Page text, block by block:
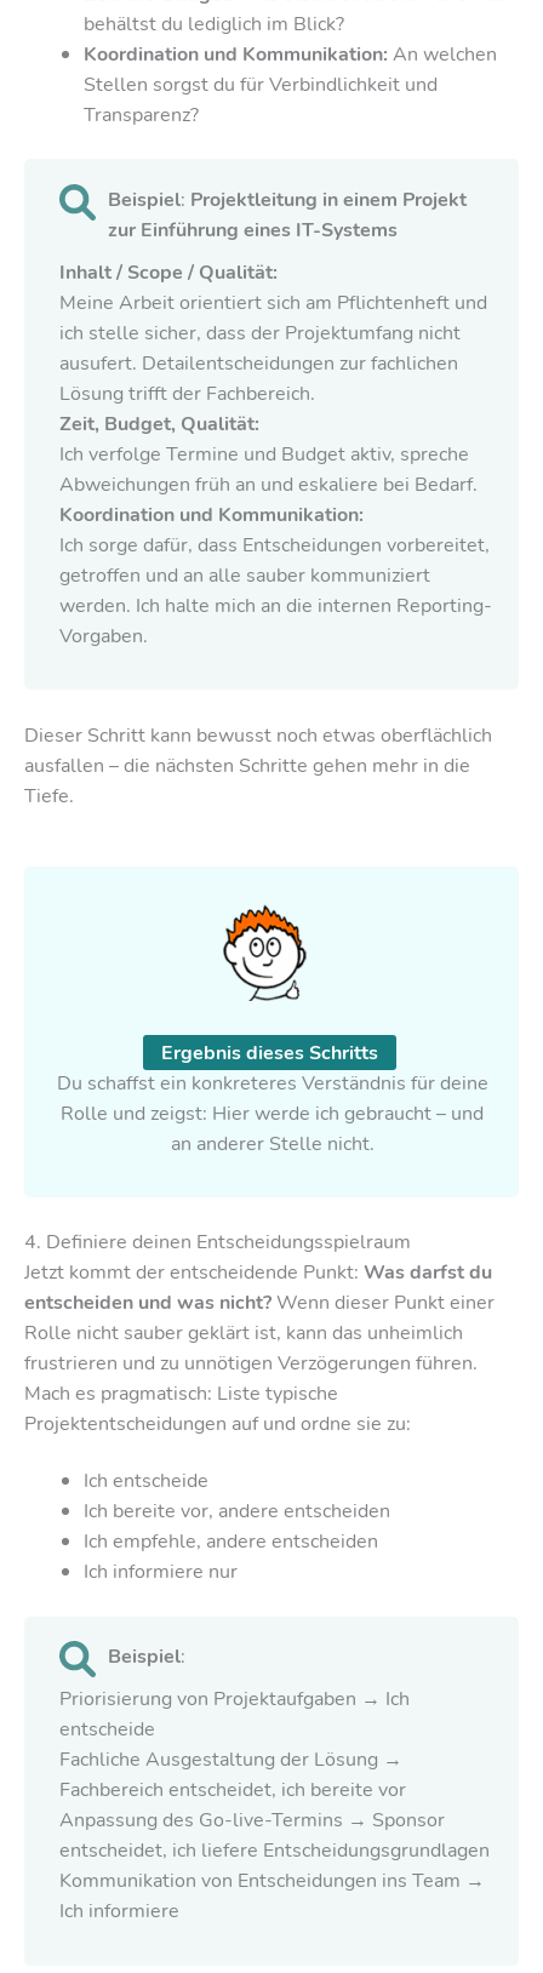
behältst du lediglich im Blick?
Koordination und Kommunikation: An welchen
Stellen sorgst du für Verbindlichkeit und
Transparenz?
Beispiel: Projektleitung in einem Projekt
zur Einführung eines IT-Systems
Inhalt / Scope / Qualität:
Meine Arbeit orientiert sich am Pflichtenheft und
ich stelle sicher, dass der Projektumfang nicht
ausufert. Detailentscheidungen zur fachlichen
Lösung trifft der Fachbereich.
Zeit, Budget, Qualität:
Ich verfolge Termine und Budget aktiv, spreche
Abweichungen früh an und eskaliere bei Bedarf.
Koordination und Kommunikation:
Ich sorge dafür, dass Entscheidungen vorbereitet,
getroffen und an alle sauber kommuniziert
werden. Ich halte mich an die internen Reporting-
Vorgaben.
Dieser Schritt kann bewusst noch etwas oberflächlich
ausfallen – die nächsten Schritte gehen mehr in die
Tiefe.
Ergebnis dieses Schritts
Du schaffst ein konkreteres Verständnis für deine
Rolle und zeigst: Hier werde ich gebraucht – und
an anderer Stelle nicht.
4. Definiere deinen Entscheidungsspielraum
Jetzt kommt der entscheidende Punkt: Was darfst du
entscheiden und was nicht?Wenn dieser Punkt einer
Rolle nicht sauber geklärt ist, kann das unheimlich
frustrieren und zu unnötigen Verzögerungen führen.
Mach es pragmatisch: Liste typische
Projektentscheidungen auf und ordne sie zu:
Ich entscheide
Ich bereite vor, andere entscheiden
Ich empfehle, andere entscheiden
Ich informiere nur
Beispiel:
Priorisierung von Projektaufgaben → Ich
entscheide
Fachliche Ausgestaltung der Lösung →
Fachbereich entscheidet, ich bereite vor
Anpassung des Go-live-Termins → Sponsor
entscheidet, ich liefere Entscheidungsgrundlagen
Kommunikation von Entscheidungen ins Team →
Ich informiere